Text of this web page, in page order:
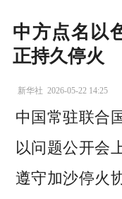
中方点名以
正持久停火
新华社 2026-05-22 14:25
中国常驻联合
以问题公开会
遵守加沙停火